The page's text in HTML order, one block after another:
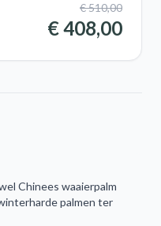
€ 510,00
€ 408,00
Chinees waaierpalm
palmen ter